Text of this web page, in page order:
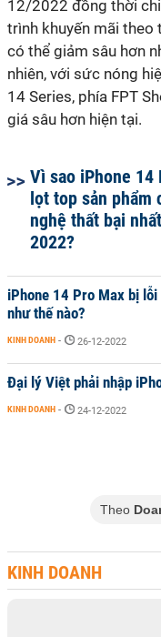
12/2022 đồng thời
trình khuyến mãi theo
có thể giảm sâu hơn
nhiên, với sức nóng
14 Series, phía FPT
giá sâu hơn hiện tại.
Vì sao iPhone 14
lọt top sản phẩm
nghệ thất bại
2022?
iPhone 14 Pro Max bị
như thế nào?
KINH DOANH - 26-12-2022
Đại lý Việt phải nhập
KINH DOANH - 24-12-2022
Theo
KINH DOANH